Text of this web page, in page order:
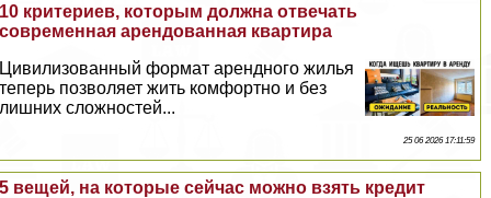
10 критериев, которым должна отвечать
современная арендованная квартира
Цивилизованный формат арендного жилья
теперь позволяет жить комфортно и без
лишних сложностей...
25 06 2026 17:11:59
5 вещей, на которые сейчас можно взять кредит